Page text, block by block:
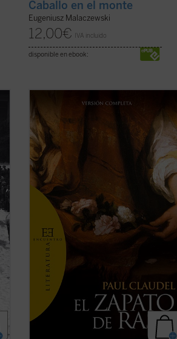
Caballo en el monte
Eugeniusz Malaczewski
12,00€ IVA incluido
disponible en ebook:
«La más poderosa teatralización de lo
espiritual que conoce el teatro
contemporáneo» (Siegfried Melchinger)
Por primera vez se publica en castellano
la versión íntegra de la monumental obra
de Paul Claudel,
El zapato de raso
, que ...
(ver ficha)